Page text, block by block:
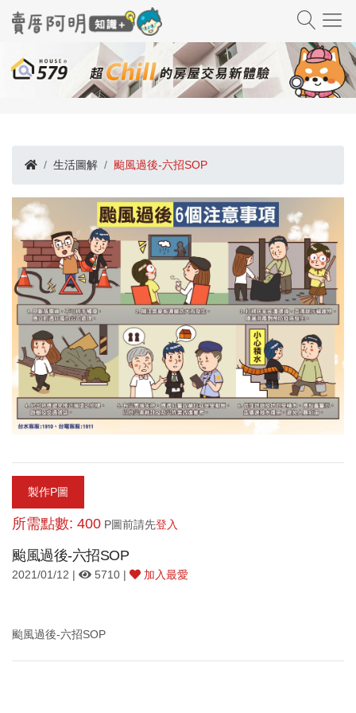
生活圖解 颱風過後-六招SOP
製作P圖
所需點數: 400 P圖前請先登入
颱風過後-六招SOP
2021/01/12 | 5710 | 加入最愛
颱風過後-六招SOP